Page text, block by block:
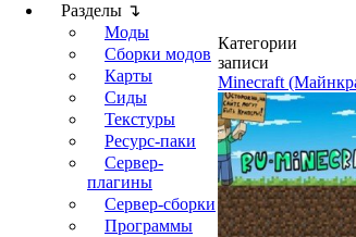
Разделы ↴
Моды
Сборки модов
Карты
Сиды
Текстуры
Ресурс-паки
Сервер-
плагины
Сервер-сборки
Программы
Категории
записи
Minecraft